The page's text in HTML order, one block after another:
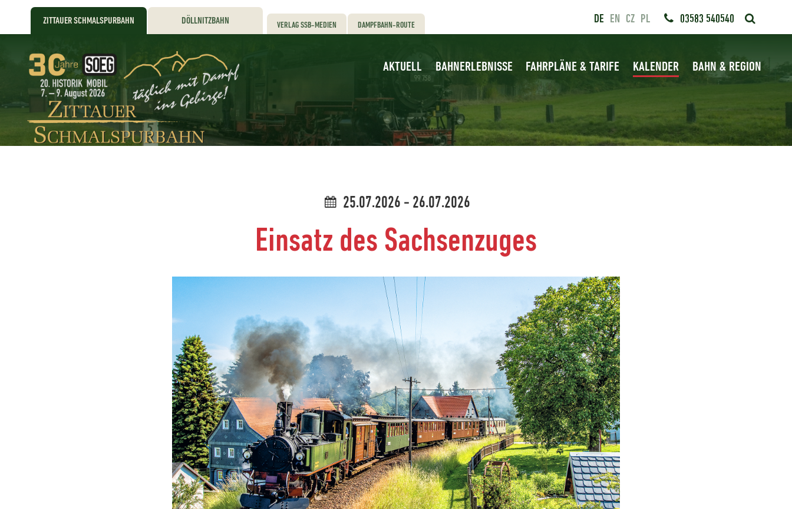
DE EN CZ PL 03583 540540
ZITTAUER SCHMALSPURBAHN DÖLLNITZBAHN VERLAG SSB-MEDIEN DAMPFBAHN-ROUTE
AKTUELL BAHNERLEBNISSE FAHRPLÄNE & TARIFE KALENDER BAHN & REGION
25.07.2026 - 26.07.2026
Einsatz des Sachsenzuges